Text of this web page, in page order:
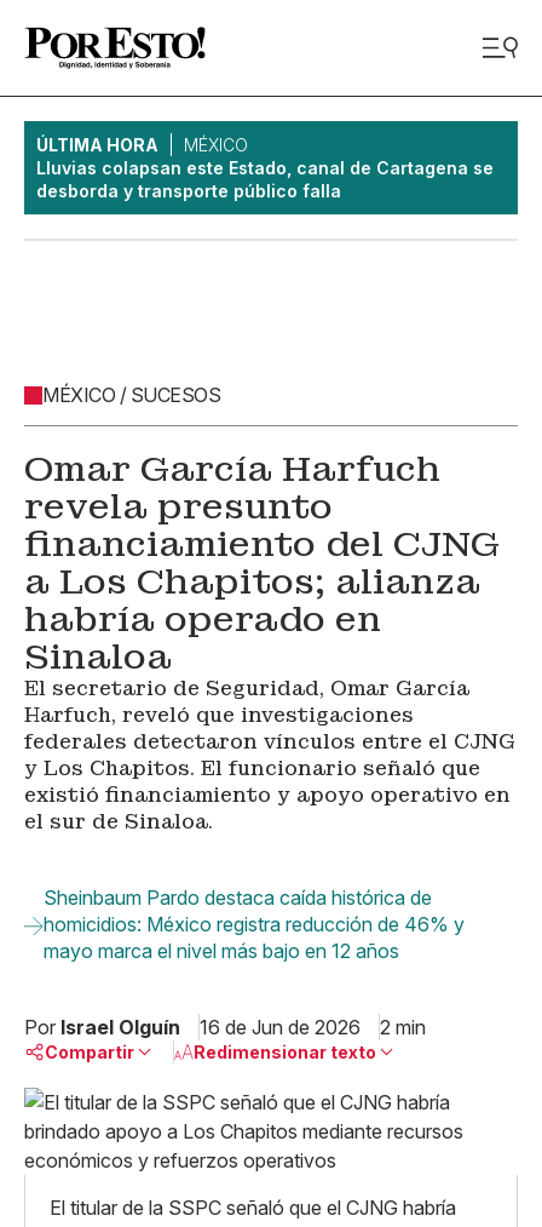
ÚLTIMA HORA
MÉXICO
Lluvias colapsan este Estado, canal de Cartagena se
desborda y transporte público falla
MÉXICO / SUCESOS
Omar García Harfuch
revela presunto
financiamiento del CJNG
a Los Chapitos; alianza
habría operado en
Sinaloa
El secretario de Seguridad, Omar García
Harfuch, reveló que investigaciones
federales detectaron vínculos entre el CJNG
y Los Chapitos. El funcionario señaló que
existió financiamiento y apoyo operativo en
el sur de Sinaloa.
Sheinbaum Pardo destaca caída histórica de
homicidios: México registra reducción de 46% y
mayo marca el nivel más bajo en 12 años
Por Israel Olguín 16 de Jun de 2026 2 min
Compartir
Linkedin
Facebook
X
Whatsapp
Copiar enlace
Redimensionar texto
Pequeño
Mediano
Grande
El titular de la SSPC señaló que el CJNG habría